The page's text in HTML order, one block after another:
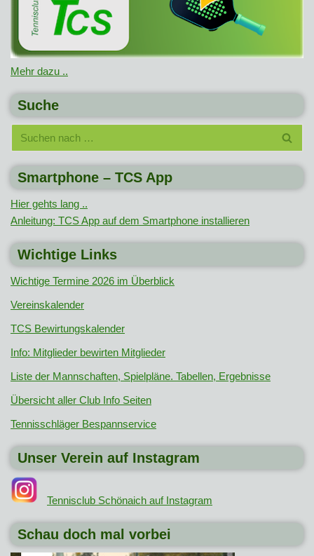
Mehr dazu ..
Suche
Smartphone – TCS App
Hier gehts lang ..
Anleitung: TCS App auf dem Smartphone installieren
Wichtige Links
Wichtige Termine 2026 im Überblick
Vereinskalender
TCS Bewirtungskalender
Info: Mitglieder bewirten Mitglieder
Liste der Mannschaften, Spielpläne. Tabellen, Ergebnisse
Übersicht aller Club Info Seiten
Tennisschläger Bespannservice
Unser Verein auf Instagram
Tennisclub Schönaich auf Instagram
Schau doch mal vorbei